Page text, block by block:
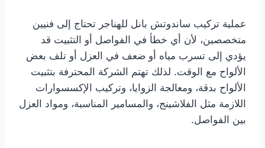
عملية تركيب ساندوتش بانل للهناجر تحتاج إلى فنيين
متخصصين، لأن أي خطأ في الفواصل أو التثبيت قد
يؤدي إلى تسرب مياه أو ضعف في العزل أو تلف بعض
الألواح مع الوقت. لذلك تهتم الشركة المحترفة بتثبيت
الألواح بدقة، ومعالجة الزوايا، وتركيب الإكسسوارات
اللازمة مثل الفلاشينج، والمسامير المناسبة، ومواد العزل
بين الفواصل.